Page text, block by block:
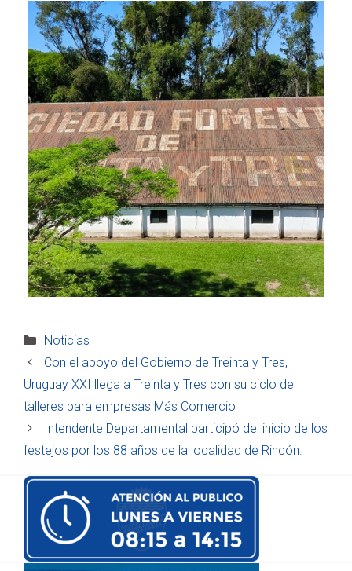
Categorías
Noticias
Con el apoyo del Gobierno de Treinta y Tres,
Uruguay XXI llega a Treinta y Tres con su ciclo de
talleres para empresas Más Comercio
Intendente Departamental participó del inicio de los
festejos por los 88 años de la localidad de Rincón.